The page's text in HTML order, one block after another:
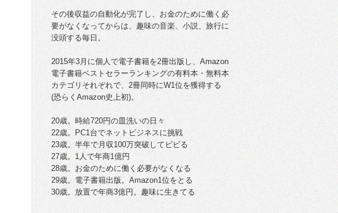
その後収益の自動化が完了し、お金のために働く必
要がなくなってからは、趣味の音楽、小説、旅行に
没頭する毎日。
2015年3月に個人で電子書籍を2冊出版し、Amazon
電子書籍ベストセラーランキングの有料本・無料本
カテゴリそれぞれで、2冊同時にW1位を獲得する
(恐らくAmazon史上初)。
20歳。時給720円の皿洗いの日々
22歳。PC1台でネットビジネスに挑戦
23歳。半年で月収100万突破してビビる
27歳。1人で年商1億円
28歳。お金のために働く必要がなくなる
29歳。電子書籍出版。Amazon1位をとる
30歳。放置で年商3億円。趣味に生きてる